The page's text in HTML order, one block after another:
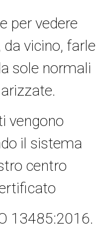
per vedere
vicino, farle
sole normali
vengono
il sistema
centro
13485:2016.